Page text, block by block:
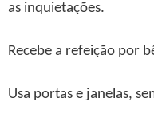
as inquietações.
Recebe a refeição por
Usa portas e janelas,